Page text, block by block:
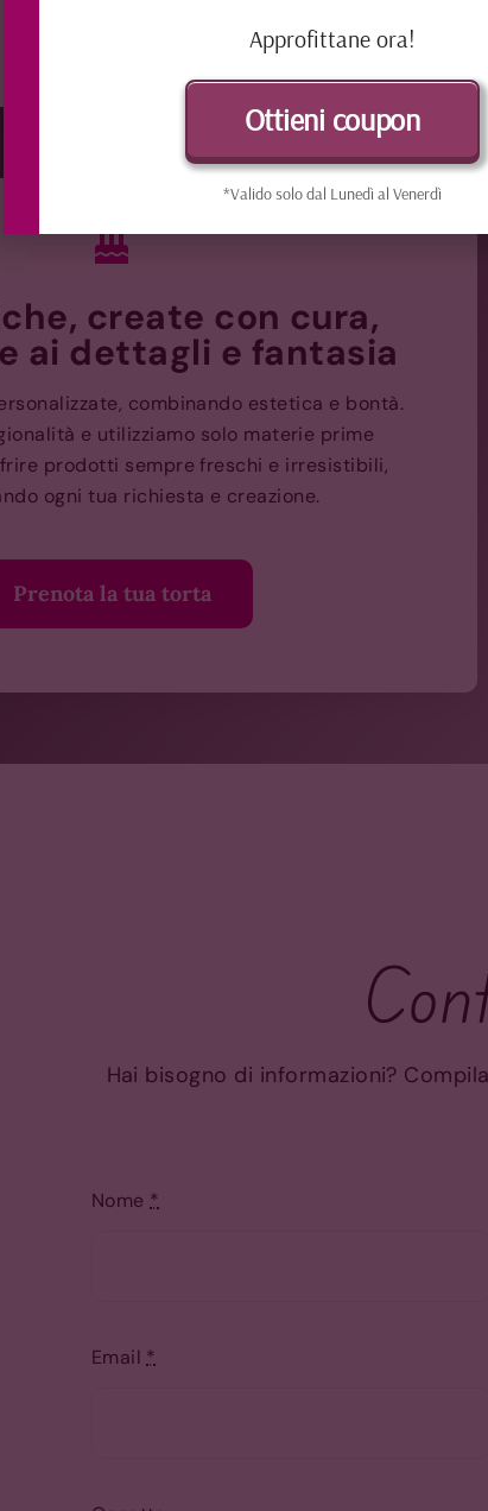
create con cura,
ai dettagli e fantasia
combinando estetica e bontà.
e utilizziamo solo materie prime
prodotti sempre freschi e irresistibili,
ogni tua richiesta e creazione.
Prenota la tua torta
Hai bisogno di informazioni?
Nome *
Email *
Approfittane ora!
Ottieni coupon
*Valido solo dal Lunedì al Venerdì